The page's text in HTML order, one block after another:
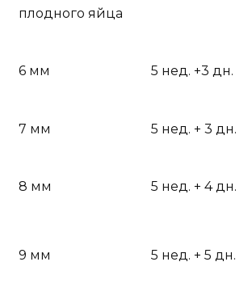
плодного яйца
6 мм 5 нед. +3 дн.
7 мм 5 нед. + 3 дн.
8 мм 5 нед. + 4 дн.
9 мм 5 нед. + 5 дн.